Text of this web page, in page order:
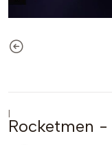
|
Rocketmen -